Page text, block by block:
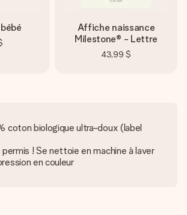
Affiche naissance
Milestone® - Lettre
43,99 $
coton biologique ultra-doux (label
permis ! Se nettoie en machine à laver
en couleur